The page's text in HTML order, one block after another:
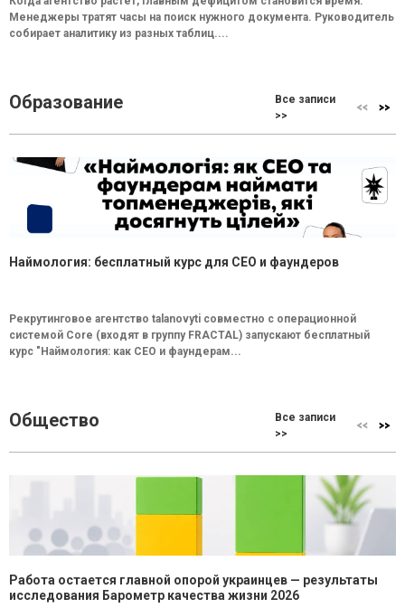
Менеджеры тратят часы на поиск нужного документа. Руководитель
собирает аналитику из разных таблиц....
Образование
Все записи
>>
Наймология: бесплатный курс для CEO и фаундеров
Рекрутинговое агентство talanovyti совместно с операционной
системой Core (входят в группу FRACTAL) запускают бесплатный
курс "Наймология: как СEO и фаундерам...
Общество
Все записи
>>
Работа остается главной опорой украинцев — результаты
исследования Барометр качества жизни 2026